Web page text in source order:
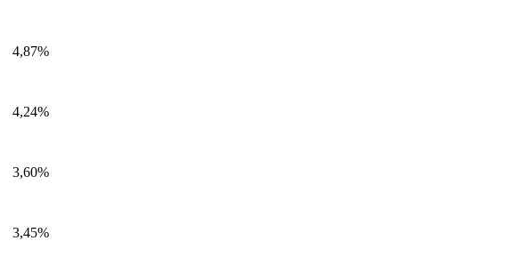
4,87%
4,24%
3,60%
3,45%